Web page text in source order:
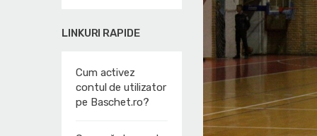
LINKURI RAPIDE
Cum activez
contul de utilizator
pe Baschet.ro?